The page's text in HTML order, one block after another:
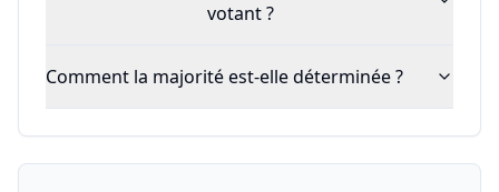
votant ?
Comment la majorité est-elle déterminée ?